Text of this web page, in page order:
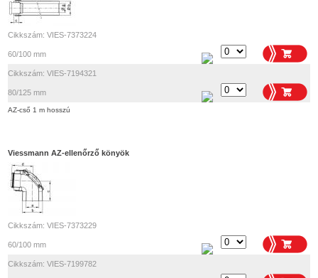
Cikkszám: VIES-7373224
60/100 mm
Cikkszám: VIES-7194321
80/125 mm
AZ-cső 1 m hosszú
Viessmann AZ-ellenőrző könyök
Cikkszám: VIES-7373229
60/100 mm
Cikkszám: VIES-7199782